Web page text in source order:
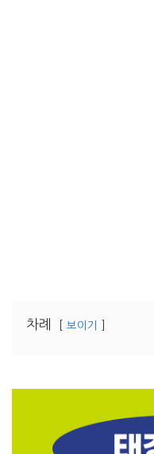
차례 보이기